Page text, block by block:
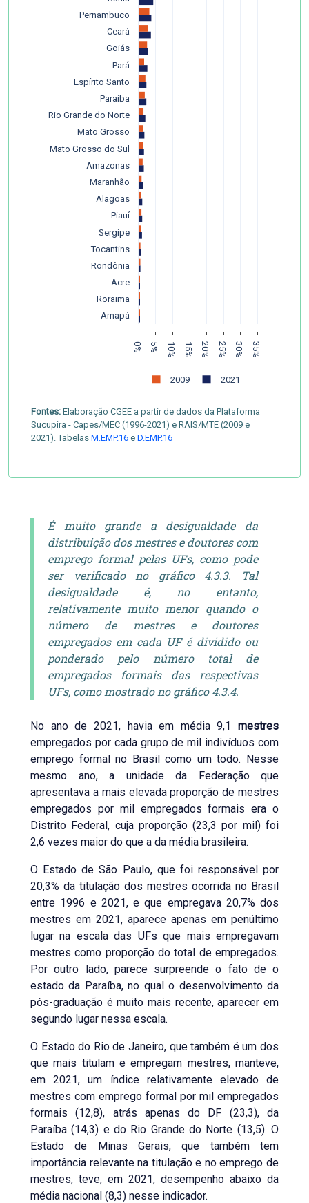
0% 5% 10% 15% 20% 25% 30% 35%
Amapá
Roraima
Acre
Rondônia
Tocantins
Sergipe
Piauí
Alagoas
Maranhão
Amazonas
Mato Grosso do Sul
Mato Grosso
Rio Grande do Norte
Paraíba
Espírito Santo
Pará
Goiás
Ceará
Pernambuco
2009 2021
Fontes: Elaboração CGEE a partir de dados da Plataforma
Sucupira - Capes/MEC (1996-2021) e RAIS/MTE (2009 e
2021). Tabelas M.EMP.16 e D.EMP.16
É muito grande a desigualdade da
distribuição dos mestres e doutores com
emprego formal pelas UFs, como pode
ser verificado no gráfico 4.3.3. Tal
desigualdade é, no entanto,
relativamente muito menor quando o
número de mestres e doutores
empregados em cada UF é dividido ou
ponderado pelo número total de
empregados formais das respectivas
UFs, como mostrado no gráfico 4.3.4.
No ano de 2021, havia em média 9,1 mestres
empregados por cada grupo de mil indivíduos com
emprego formal no Brasil como um todo. Nesse
mesmo ano, a unidade da Federação que
apresentava a mais elevada proporção de mestres
empregados por mil empregados formais era o
Distrito Federal, cuja proporção (23,3 por mil) foi
2,6 vezes maior do que a da média brasileira.
O Estado de São Paulo, que foi responsável por
20,3% da titulação dos mestres ocorrida no Brasil
entre 1996 e 2021, e que empregava 20,7% dos
mestres em 2021, aparece apenas em penúltimo
lugar na escala das UFs que mais empregavam
mestres como proporção do total de empregados.
Por outro lado, parece surpreende o fato de o
estado da Paraíba, no qual o desenvolvimento da
pós-graduação é muito mais recente, aparecer em
segundo lugar nessa escala.
O Estado do Rio de Janeiro, que também é um dos
que mais titulam e empregam mestres, manteve,
em 2021, um índice relativamente elevado de
mestres com emprego formal por mil empregados
formais (12,8), atrás apenas do DF (23,3), da
Paraíba (14,3) e do Rio Grande do Norte (13,5). O
Estado de Minas Gerais, que também tem
importância relevante na titulação e no emprego de
mestres, teve, em 2021, desempenho abaixo da
média nacional (8,3) nesse indicador.